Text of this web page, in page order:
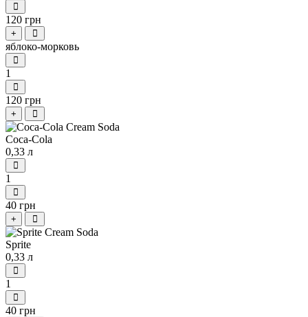
120 грн
+
яблоко-морковь
1
120 грн
+
Coca-Cola
0,33 л
1
40 грн
+
Sprite
0,33 л
1
40 грн